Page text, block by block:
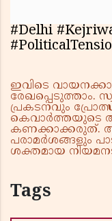
#Delhi
ഇവിടെ
രേഖപ്പെടുത്താം.
പ്രകടനവും
കെവാർത്തയുടെ
കണക്കാക്കരുത്.
പരാമർശങ്ങളും
ശക്തമായ
Tags